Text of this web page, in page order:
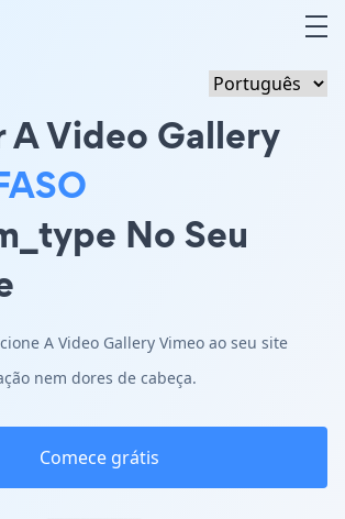
A Video Gallery
No Seu
A Video Gallery Vimeo ao seu site
nem dores de cabeça.
Comece grátis